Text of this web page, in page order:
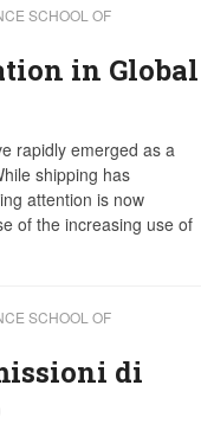
SCHOOL OF
in Global
rapidly emerged as a
shipping has
attention is now
of the increasing use of
SCHOOL OF
di